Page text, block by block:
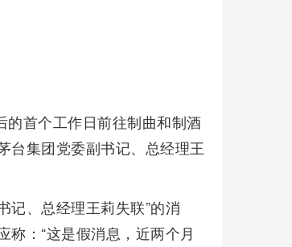
的首个工作日前往制曲和制酒
台集团党委副书记、总经理王
记、总经理王莉失联”的消
：“这是假消息，近两个月